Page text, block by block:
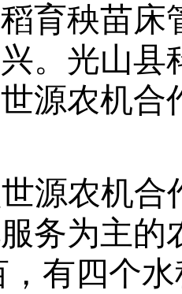
育秧苗床
。光山县
源农机合
源农机合
务为主的
，有四个